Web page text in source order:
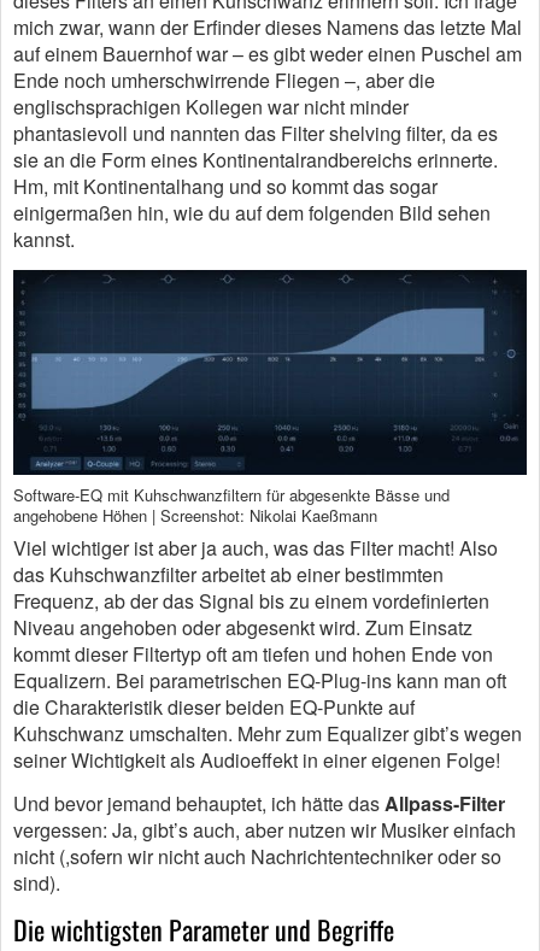
mich zwar, wann der Erfinder dieses Namens das letzte Mal
auf einem Bauernhof war – es gibt weder einen Puschel am
Ende noch umherschwirrende Fliegen –, aber die
englischsprachigen Kollegen war nicht minder
phantasievoll und nannten das Filter shelving filter, da es
sie an die Form eines Kontinentalrandbereichs erinnerte.
Hm, mit Kontinentalhang und so kommt das sogar
einigermaßen hin, wie du auf dem folgenden Bild sehen
kannst.
Software-EQ mit Kuhschwanzfiltern für abgesenkte Bässe und
angehobene Höhen | Screenshot: Nikolai Kaeßmann
Viel wichtiger ist aber ja auch, was das Filter macht! Also
das Kuhschwanzfilter arbeitet ab einer bestimmten
Frequenz, ab der das Signal bis zu einem vordefinierten
Niveau angehoben oder abgesenkt wird. Zum Einsatz
kommt dieser Filtertyp oft am tiefen und hohen Ende von
Equalizern. Bei parametrischen EQ-Plug-ins kann man oft
die Charakteristik dieser beiden EQ-Punkte auf
Kuhschwanz umschalten. Mehr zum Equalizer gibt’s wegen
seiner Wichtigkeit als Audioeffekt in einer eigenen Folge!
Und bevor jemand behauptet, ich hätte dasAllpass-Filter
vergessen: Ja, gibt’s auch, aber nutzen wir Musiker einfach
nicht (,sofern wir nicht auch Nachrichtentechniker oder so
sind).
Die wichtigsten Parameter und Begriffe